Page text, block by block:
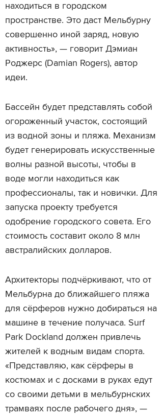
находиться в городском
пространстве. Это даст Мельбурну
совершенно иной заряд, новую
активность», — говорит Дэмиан
Роджерс (Damian Rogers), автор
идеи.
Бассейн будет представлять собой
огороженный участок, состоящий
из водной зоны и пляжа. Механизм
будет генерировать искусственные
волны разной высоты, чтобы в
воде могли находиться как
профессионалы, так и новички. Для
запуска проекту требуется
одобрение городского совета. Его
стоимость составит около 8 млн
австралийских долларов.
Архитекторы подчёркивают, что от
Мельбурна до ближайшего пляжа
для сёрферов нужно добираться на
машине в течение получаса. Surf
Park Dockland должен привлечь
жителей к водным видам спорта.
«Представляю, как сёрферы в
костюмах и с досками в руках едут
со своими детьми в мельбурнских
трамваях после рабочего дня», —